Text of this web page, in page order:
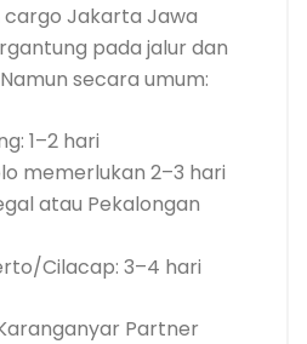
Jakarta Jawa
pada jalur dan
secara umum:
1–2 hari
memerlukan 2–3 hari
atau Pekalongan
Cilacap: 3–4 hari
Partner